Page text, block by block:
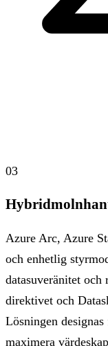
03
Azure Arc, Azure
och enhetlig
datasuveränitet
direktivet och
Lösningen
maximera